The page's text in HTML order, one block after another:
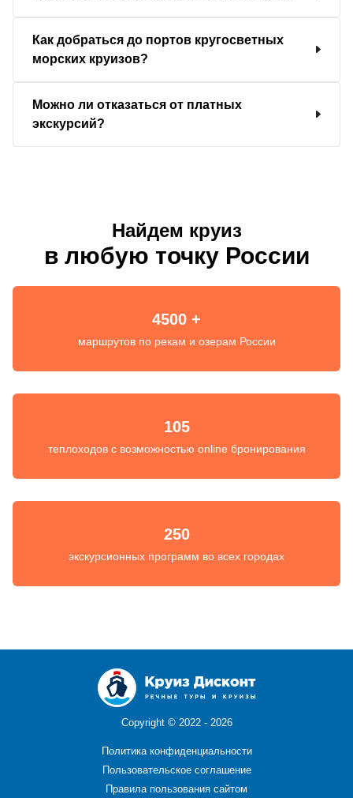
Как добраться до портов кругосветных
морских круизов?
Можно ли отказаться от платных
экскурсий?
Найдем круиз
в любую точку России
4500 +
маршрутов по рекам и озерам России
105
теплоходов с возможностью online бронирования
250
экскурсионных программ во всех городах
Copyright © 2022 - 2026
Политика конфиденциальности
Пользовательское соглашение
Правила пользования сайтом